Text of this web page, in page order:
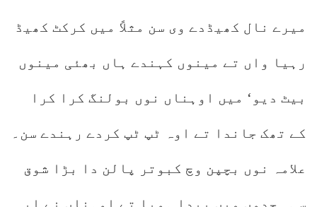
میرے نال کھیڈدے وی سن مثلاً میں کرکٹ کھیڈ
رہیا واں تے مینوں کہندے ہاں بھئی مینوں
بیٹ دیو‘ میں اوہناں نوں بولنگ کرا کرا
کے تھک جاندا تے اوہ ٹپ ٹپ کردے رہندے سن۔
علامہ نوں بچپن وچ کبوتر پالن دا بڑا شوق
سی۔ جدوں میں پیدا ہویا تے اوہناں نے ایہ